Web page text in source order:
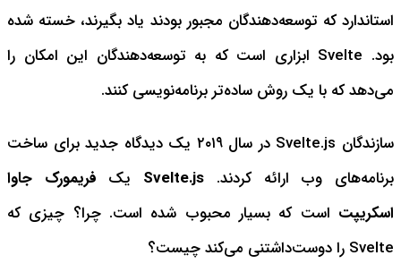
استاندارد که توسعه‌دهندگان مجبور بودند یاد بگیرند، خسته شده
بود. Svelte ابزاری است که به توسعه‌دهندگان این امکان را
می‌دهد که با یک روش ساده‌تر برنامه‌نویسی کنند.
سازندگان Svelte.js در سال ٢٠١٩ یک دیدگاه جدید برای ساخت
برنامه‌های وب ارائه کردند. Svelte.js یک فریمورک جاوا
اسکریپت است که بسیار محبوب شده است. چرا؟ چیزی که
Svelte را دوست‌داشتنی می‌کند چیست؟